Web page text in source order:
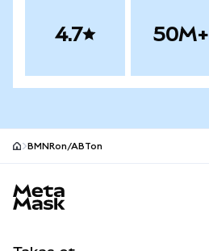
4.7 50M+
BMNRon/ABTon